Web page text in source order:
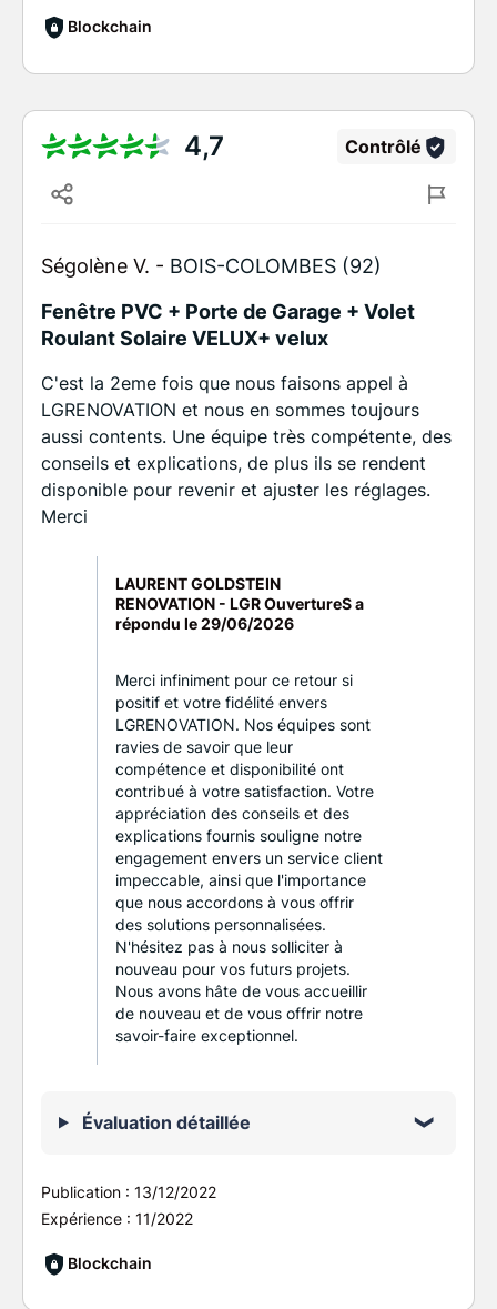
Blockchain
4,7 Contrôlé
Ségolène V. - BOIS-COLOMBES (92)
Fenêtre PVC + Porte de Garage + Volet
Roulant Solaire VELUX+ velux
C'est la 2eme fois que nous faisons appel à
LGRENOVATION et nous en sommes toujours
aussi contents. Une équipe très compétente, des
conseils et explications, de plus ils se rendent
disponible pour revenir et ajuster les réglages.
Merci
LAURENT GOLDSTEIN
RENOVATION - LGR OuvertureS a
répondu le29/06/2026
Merci infiniment pour ce retour si
positif et votre fidélité envers
LGRENOVATION. Nos équipes sont
ravies de savoir que leur
compétence et disponibilité ont
contribué à votre satisfaction. Votre
appréciation des conseils et des
explications fournis souligne notre
engagement envers un service client
impeccable, ainsi que l'importance
que nous accordons à vous offrir
des solutions personnalisées.
N'hésitez pas à nous solliciter à
nouveau pour vos futurs projets.
Nous avons hâte de vous accueillir
de nouveau et de vous offrir notre
savoir-faire exceptionnel.
Évaluation détaillée
Publication : 13/12/2022
Expérience : 11/2022
Blockchain